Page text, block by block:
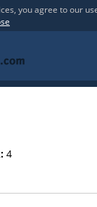
you agree to our
4